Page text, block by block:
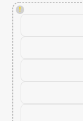
!